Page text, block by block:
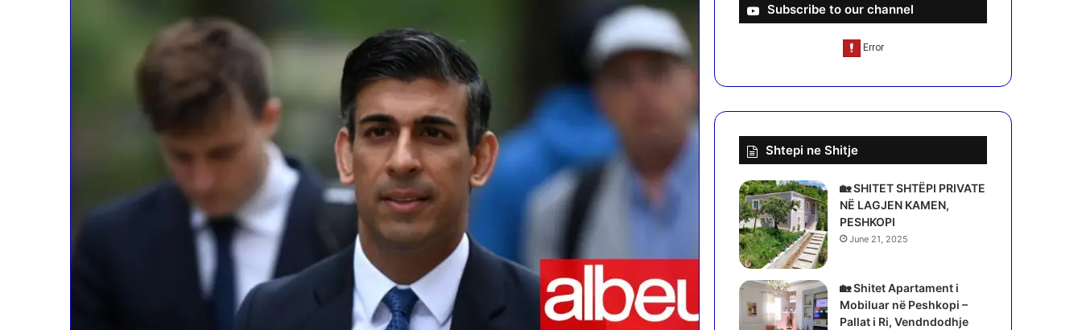
Subscribe to our channel
Shtepi ne Shitje
🏡 SHITET SHTËPI PRIVATE
NË LAGJEN KAMEN,
PESHKOPI
June 21, 2025
🏡 Shitet Apartament i
Mobiluar në Peshkopi –
Pallat i Ri, Vendndodhje